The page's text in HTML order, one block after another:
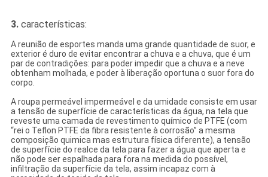
3.características:
A reunião de esportes manda uma grande quantidade de suor, e
exterior é duro de evitar encontrar a chuva e a chuva, que é um
par de contradições: para poder impedir que a chuva e a neve
obtenham molhada, e poder à liberação oportuna o suor fora do
corpo.
A roupa permeável impermeável e da umidade consiste em usar
a tensão de superfície de características da água, na tela que
reveste uma camada de revestimento químico de PTFE (com
“rei o Teflon PTFE da fibra resistente à corrosão” a mesma
composição quimica mas estrutura física diferente), a tensão
de superfície do realce da tela para fazer a água que aperta e
não pode ser espalhada para fora na medida do possível,
infiltração da superfície da tela, assim incapaz com à